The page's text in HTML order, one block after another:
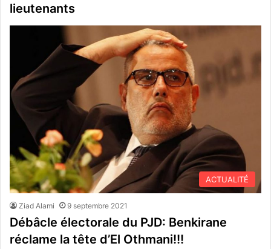
lieutenants
ACTUALITÉ
Ziad Alami 9 septembre 2021
Débâcle électorale du PJD: Benkirane
réclame la tête d’El Othmani!!!